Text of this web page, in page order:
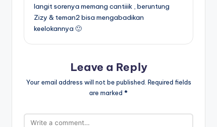
langit sorenya memang cantiiik , beruntung
Zizy & teman2 bisa mengabadikan
keelokannya 🙂
Leave a Reply
Your email address will not be published. Required fields
are marked *